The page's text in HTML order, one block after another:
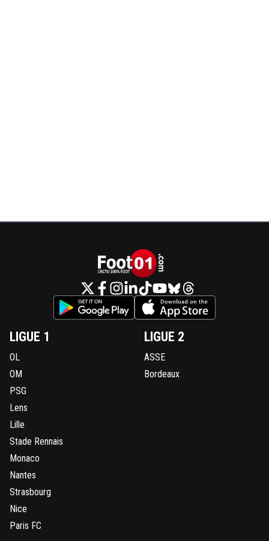
LIGUE 1
OL
OM
PSG
Lens
Lille
Stade Rennais
Monaco
Nantes
Strasbourg
Nice
Paris FC
LIGUE 2
ASSE
Bordeaux